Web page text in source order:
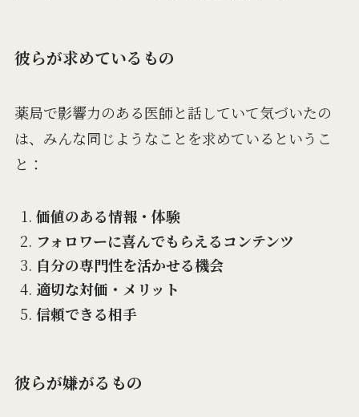
彼らが求めているもの
薬局で影響力のある医師と話していて気づいたの
は、みんな同じようなことを求めているというこ
と：
価値のある情報・体験
フォロワーに喜んでもらえるコンテンツ
自分の専門性を活かせる機会
適切な対価・メリット
信頼できる相手
彼らが嫌がるもの